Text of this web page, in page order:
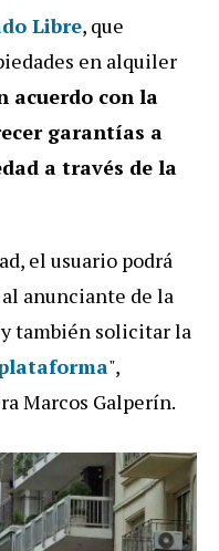
Libre, que
en alquiler
acuerdo con la
garantías a
a través de la
el usuario podrá
anunciante de la
también solicitar la
",
Marcos Galperín.